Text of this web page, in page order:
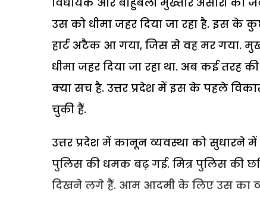
उस को धीमा जहर दिया जा रहा है. इस के
हार्ट अटैक आ गया, जिस से वह मर गया.
धीमा जहर दिया जा रहा था. अब कई तरह
क्या सच है. उत्तर प्रदेश में इस के पहले
चुकी हैं.
उत्तर प्रदेश में कानून व्यवस्था को
पुलिस की धमक बढ़ गई. मित्र पुलिस की
दिखने लगे हैं. आम आदमी के लिए उस का